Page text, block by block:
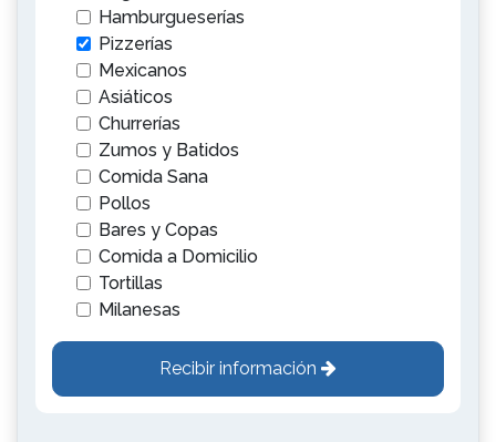
Hamburgueserías
Pizzerías
Mexicanos
Asiáticos
Churrerías
Zumos y Batidos
Comida Sana
Pollos
Bares y Copas
Comida a Domicilio
Tortillas
Milanesas
Recibir información